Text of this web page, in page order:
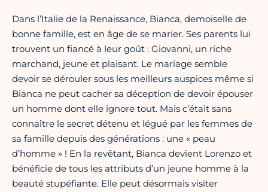
Dans l’Italie de la Renaissance, Bianca, demoiselle de
bonne famille, est en âge de se marier. Ses parents lui
trouvent un fiancé à leur goût : Giovanni, un riche
marchand, jeune et plaisant. Le mariage semble
devoir se dérouler sous les meilleurs auspices même si
Bianca ne peut cacher sa déception de devoir épouser
un homme dont elle ignore tout. Mais c’était sans
connaître le secret détenu et légué par les femmes de
sa famille depuis des générations : une « peau
d’homme » ! En la revêtant, Bianca devient Lorenzo et
bénéficie de tous les attributs d’un jeune homme à la
beauté stupéfiante. Elle peut désormais visiter